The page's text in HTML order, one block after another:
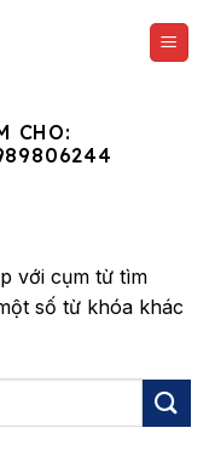
CHO:
với cụm từ tìm
số từ khóa khác